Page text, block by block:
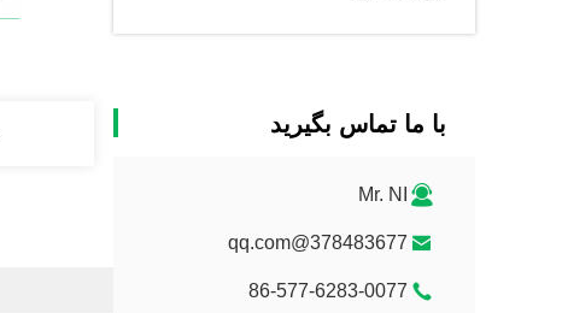
با ما تماس بگیرید
Mr. NI
378483677@qq.com
86-577-6283-0077